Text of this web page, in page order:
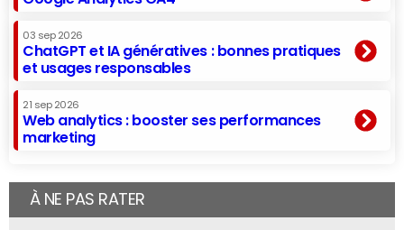
03 sep 2026
ChatGPT et IA génératives : bonnes pratiques
et usages responsables
21 sep 2026
Web analytics : booster ses performances
marketing
À NE PAS RATER